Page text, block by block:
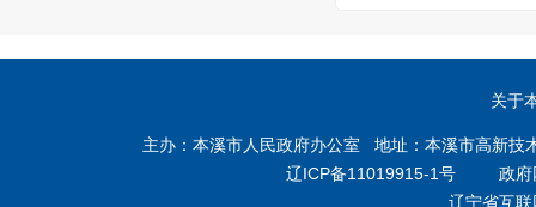
关于
主办：本溪市人民政府办公室 地址：本溪市高新
辽ICP备11019915-1号 政府
辽宁省互